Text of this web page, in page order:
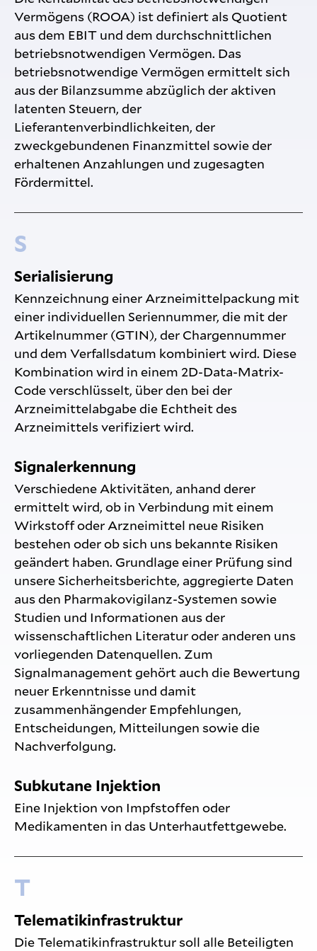
Vermögens (ROOA) ist definiert als Quotient
aus dem EBIT und dem durchschnittlichen
betriebsnotwendigen Vermögen. Das
betriebsnotwendige Vermögen ermittelt sich
aus der Bilanzsumme abzüglich der aktiven
latenten Steuern, der
Lieferantenverbindlichkeiten, der
zweckgebundenen Finanzmittel sowie der
erhaltenen Anzahlungen und zugesagten
Fördermittel.
S
Serialisierung
Kennzeichnung einer Arzneimittelpackung mit
einer individuellen Seriennummer, die mit der
Artikelnummer (GTIN), der Chargennummer
und dem Verfallsdatum kombiniert wird. Diese
Kombination wird in einem 2D-Data-Matrix-
Code verschlüsselt, über den bei der
Arzneimittelabgabe die Echtheit des
Arzneimittels verifiziert wird.
Signalerkennung
Verschiedene Aktivitäten, anhand derer
ermittelt wird, ob in Verbindung mit einem
Wirkstoff oder Arzneimittel neue Risiken
bestehen oder ob sich uns bekannte Risiken
geändert haben. Grundlage einer Prüfung sind
unsere Sicherheitsberichte, aggregierte Daten
aus den Pharmakovigilanz-Systemen sowie
Studien und Informationen aus der
wissenschaftlichen Literatur oder anderen uns
vorliegenden Datenquellen. Zum
Signalmanagement gehört auch die Bewertung
neuer Erkenntnisse und damit
zusammenhängender Empfehlungen,
Entscheidungen, Mitteilungen sowie die
Nachverfolgung.
Subkutane Injektion
Eine Injektion von Impfstoffen oder
Medikamenten in das Unterhautfettgewebe.
T
Telematikinfrastruktur
Die Telematikinfrastruktur soll alle Beteiligten